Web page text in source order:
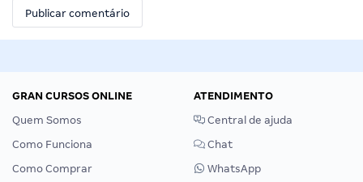
GRAN CURSOS ONLINE
Quem Somos
Como Funciona
Como Comprar
ATENDIMENTO
Central de ajuda
Chat
WhatsApp